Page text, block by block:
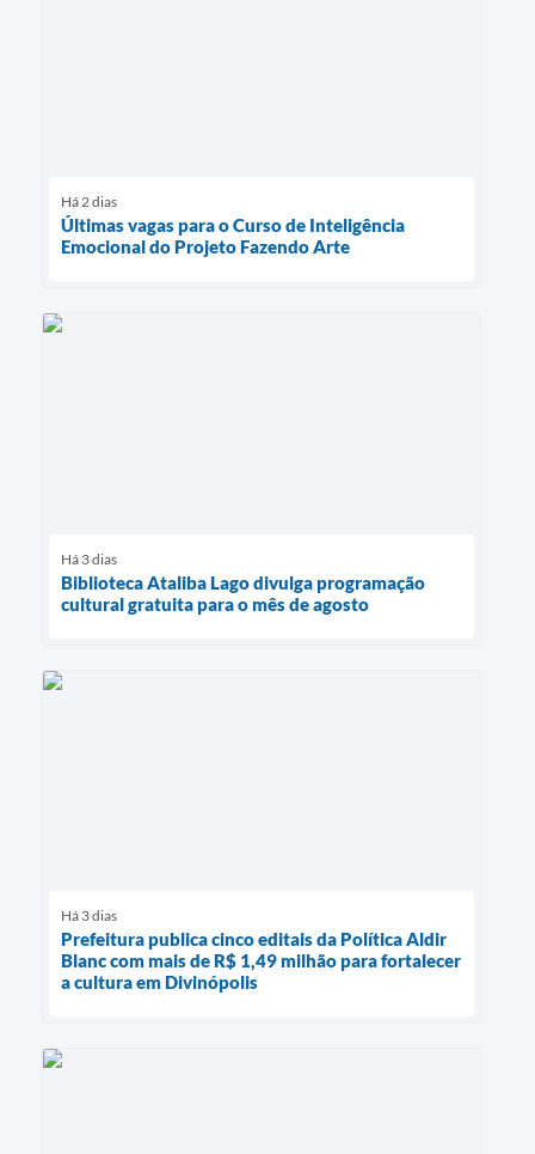
Há 2 dias
Últimas vagas para o Curso de Inteligência
Emocional do Projeto Fazendo Arte
Há 3 dias
Biblioteca Ataliba Lago divulga programação
cultural gratuita para o mês de agosto
Há 3 dias
Prefeitura publica cinco editais da Política Aldir
Blanc com mais de R$ 1,49 milhão para fortalecer
a cultura em Divinópolis